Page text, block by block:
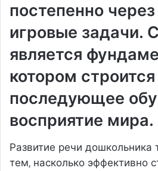
постепенно
игровые задачи.
является
котором
последующее
восприятие мира.
Развитие речи дошкольника
тем‚ насколько эффективно